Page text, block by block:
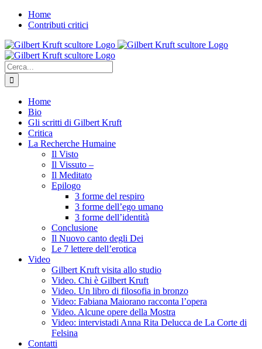
Salta
Home
Contributi critici
Cerca
per:
Home
Bio
Gli scritti di Gilbert Kruft
Critica
La Recherche Humaine
Il Visto
Il Vissuto –
Il Meditato
Epilogo
3 forme del respiro
3 forme dell’ego umano
3 forme dell’identità
Conclusione
Il Nuovo canto degli Dei
Le 7 lettere dell’erotica
Video
Gilbert Kruft visita allo studio
Video. Chi è Gilbert Kruft
Video. Un libro di filosofia in bronzo
Video: Fabiana Maiorano racconta l’opera
Video. Alcune opere della Mostra
Video: intervistadi Anna Rita Delucca de La Corte di
Felsina
Contatti